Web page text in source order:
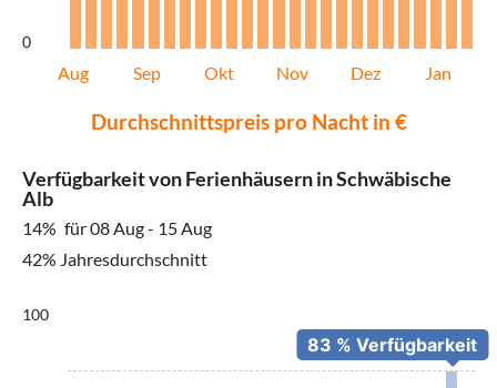
0
Aug Sep Okt Nov Dez Jan
Durchschnittspreis pro Nacht in €
Verfügbarkeit von Ferienhäusern in Schwäbische
Alb
14% für 08 Aug - 15 Aug
42% Jahresdurchschnitt
100